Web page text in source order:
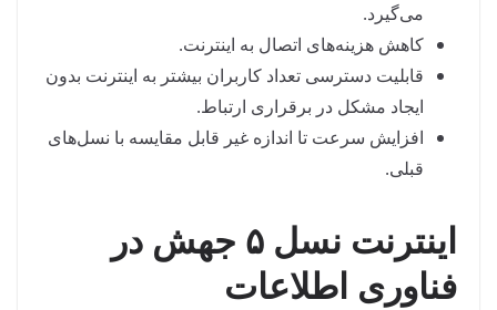
می‌گیرد.
کاهش هزینه‌های اتصال به اینترنت.
قابلیت دسترسی تعداد کاربران بیشتر به اینترنت بدون
ایجاد مشکل در برقراری ارتباط.
افزایش سرعت تا اندازه غیر قابل مقایسه با نسل‌های
قبلی.
اینترنت نسل ۵
جهش در
فناوری اطلاعات